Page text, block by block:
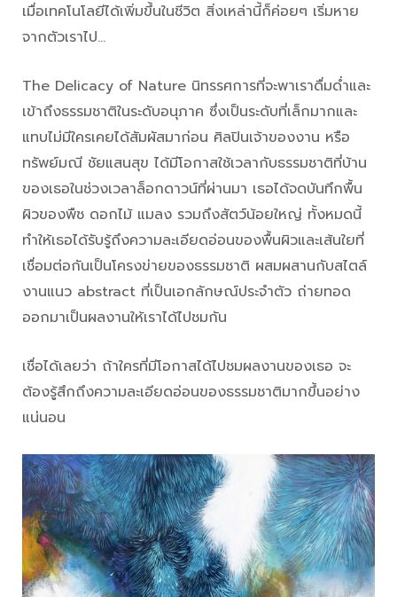
เมื่อเทคโนโลยีได้เพิ่มขึ้นในชีวิต สิ่งเหล่านี้ก็ค่อยๆ เริ่มหาย
จากตัวเราไป…
The Delicacy of Nature นิทรรศการที่จะพาเราดื่มด่ำและ
เข้าถึงธรรมชาติในระดับอนุภาค ซึ่งเป็นระดับที่เล็กมากและ
แทบไม่มีใครเคยได้สัมผัสมาก่อน ศิลปินเจ้าของงาน หรือ
ทรัพย์มณี ชัยแสนสุข ได้มีโอกาสใช้เวลากับธรรมชาติที่บ้าน
ของเธอในช่วงเวลาล็อกดาวน์ที่ผ่านมา เธอได้จดบันทึกพื้น
ผิวของพืช ดอกไม้ แมลง รวมถึงสัตว์น้อยใหญ่ ทั้งหมดนี้
ทำให้เธอได้รับรู้ถึงความละเอียดอ่อนของพื้นผิวและเส้นใยที่
เชื่อมต่อกันเป็นโครงข่ายของธรรมชาติ ผสมผสานกับสไตล์
งานแนว abstract ที่เป็นเอกลักษณ์ประจำตัว ถ่ายทอด
ออกมาเป็นผลงานให้เราได้ไปชมกัน
เชื่อได้เลยว่า ถ้าใครที่มีโอกาสได้ไปชมผลงานของเธอ จะ
ต้องรู้สึกถึงความละเอียดอ่อนของธรรมชาติมากขึ้นอย่าง
แน่นอน